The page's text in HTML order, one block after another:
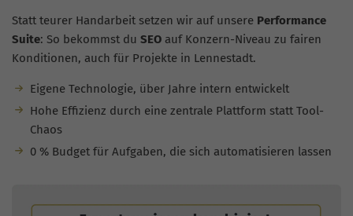
Statt teurer Handarbeit setzen wir auf unsere Performance
Suite: So bekommst du SEO auf Konzern-Niveau zu fairen
Konditionen, auch für Projekte in Lennestadt.
Eigene Technologie, über Jahre intern entwickelt
Hohe Effizienz durch eine zentrale Plattform statt Tool-
Chaos
0 % Budget für Aufgaben, die sich automatisieren lassen